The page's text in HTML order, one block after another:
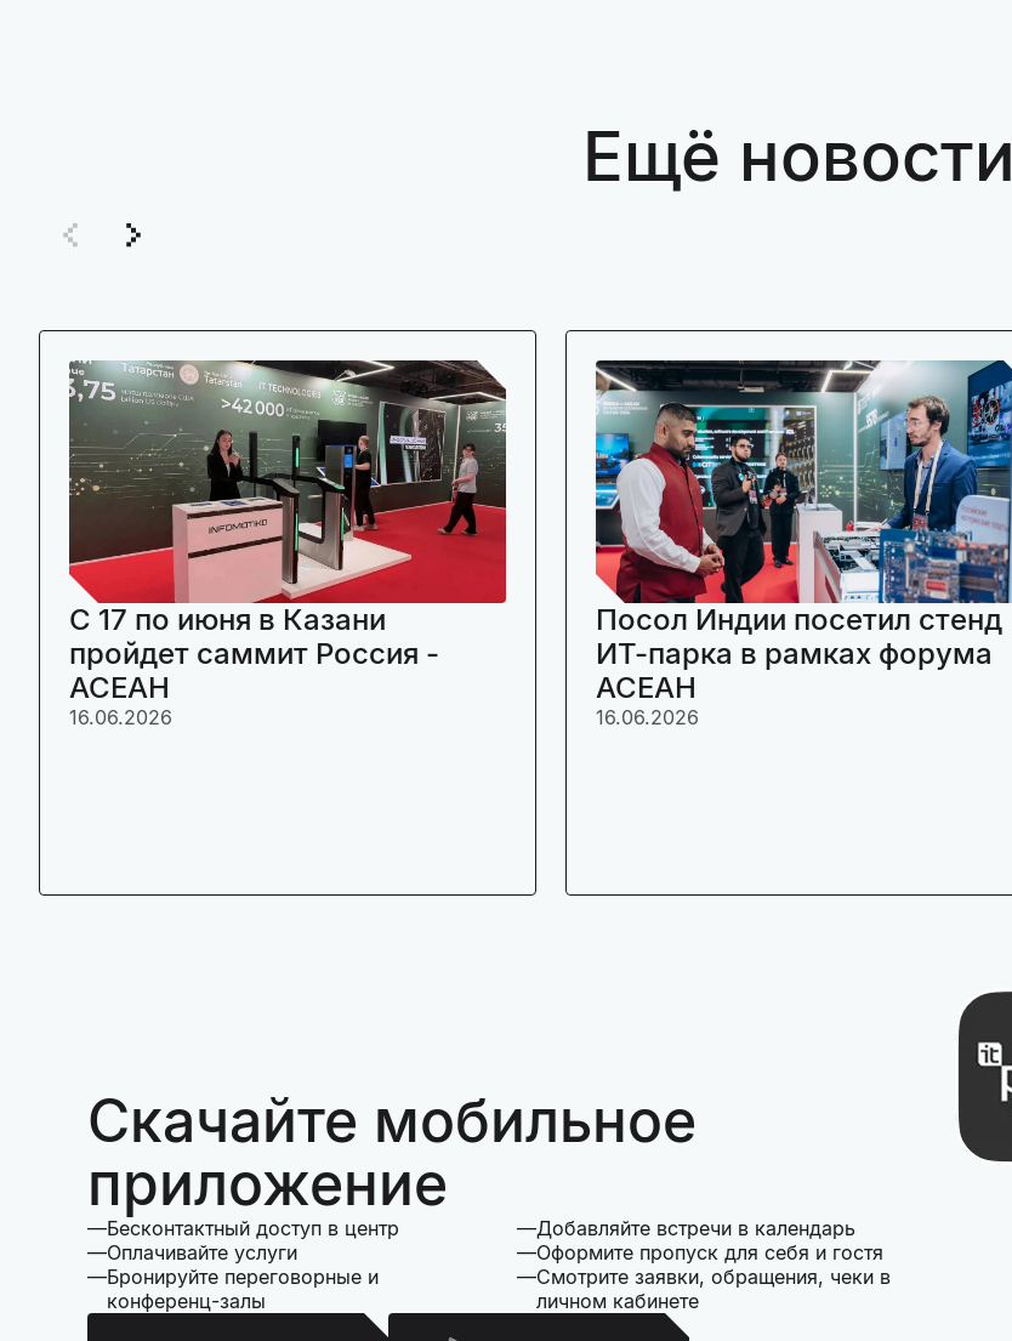
Ещё новости
C 17 по июня в Казани
пройдет саммит Россия -
АСЕАН
16.06.2026
Посол Индии посетил стенд
ИТ-парка в рамках форума
АСЕАН
16.06.2026
Скачайте мобильное
приложение
Бесконтактный доступ в центр
Оплачивайте услуги
Бронируйте переговорные и
конференц-залы
Добавляйте встречи в календарь
Оформите пропуск для себя и гостя
Смотрите заявки, обращения, чеки в
личном кабинете